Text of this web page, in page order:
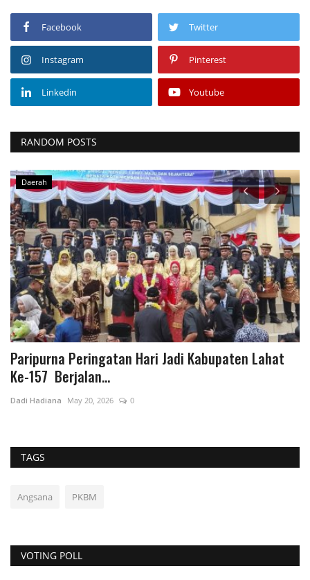
Facebook Twitter
Instagram Pinterest
Linkedin Youtube
RANDOM POSTS
Daerah
Paripurna Peringatan Hari Jadi Kabupaten Lahat
Ke-157 Berjalan...
Dadi Hadiana May 20, 2026 0
TAGS
Angsana PKBM
VOTING POLL